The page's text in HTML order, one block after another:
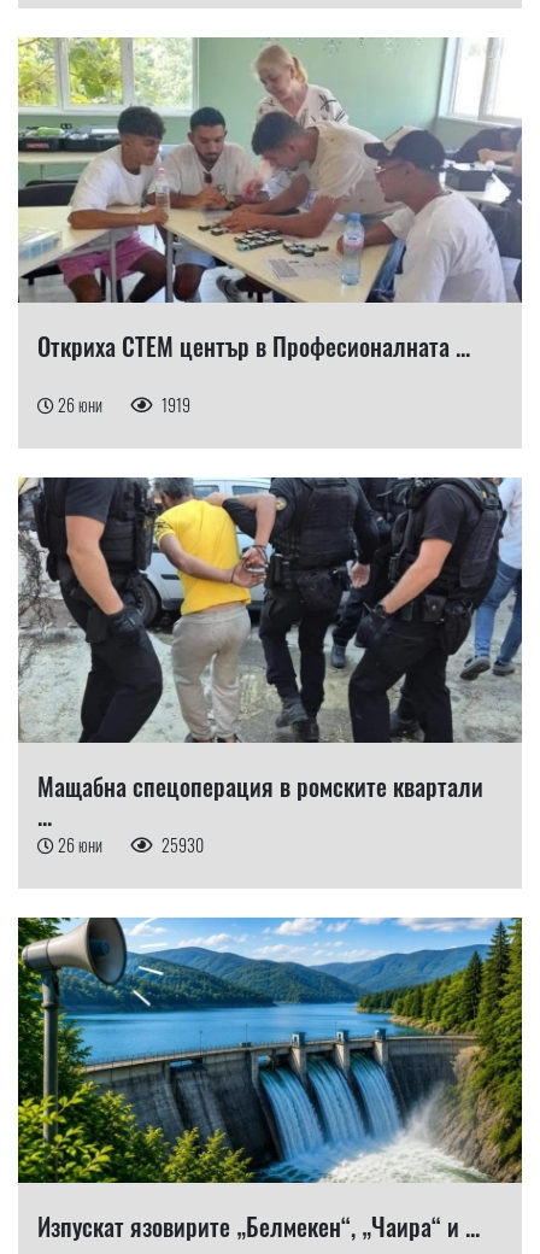
Откриха СТЕМ център в Професионалната ...
26 юни 1919
Мащабна спецоперация в ромските квартали
...
26 юни 25930
Изпускат язовирите „Белмекен“, „Чаира“ и ...